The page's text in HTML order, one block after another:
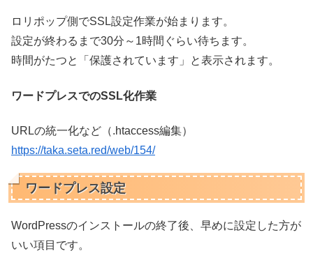
ロリポップ側でSSL設定作業が始まります。
設定が終わるまで30分～1時間ぐらい待ちます。
時間がたつと「保護されています」と表示されます。
ワードプレスでのSSL化作業
URLの統一化など（.htaccess編集）
https://taka.seta.red/web/154/
ワードプレス設定
WordPressのインストールの終了後、早めに設定した方が
いい項目です。